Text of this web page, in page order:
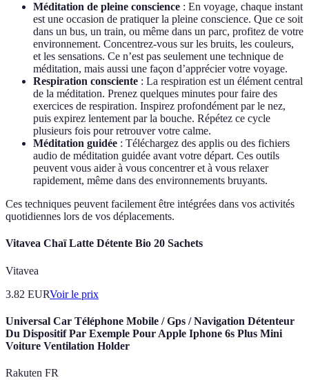
Méditation de pleine conscience : En voyage, chaque instant
est une occasion de pratiquer la pleine conscience. Que ce soit
dans un bus, un train, ou même dans un parc, profitez de votre
environnement. Concentrez-vous sur les bruits, les couleurs,
et les sensations. Ce n’est pas seulement une technique de
méditation, mais aussi une façon d’apprécier votre voyage.
Respiration consciente : La respiration est un élément central
de la méditation. Prenez quelques minutes pour faire des
exercices de respiration. Inspirez profondément par le nez,
puis expirez lentement par la bouche. Répétez ce cycle
plusieurs fois pour retrouver votre calme.
Méditation guidée : Téléchargez des applis ou des fichiers
audio de méditation guidée avant votre départ. Ces outils
peuvent vous aider à vous concentrer et à vous relaxer
rapidement, même dans des environnements bruyants.
Ces techniques peuvent facilement être intégrées dans vos activités
quotidiennes lors de vos déplacements.
Vitavea Chaï Latte Détente Bio 20 Sachets
Vitavea
3.82 EURVoir le prix
Universal Car Téléphone Mobile / Gps / Navigation Détenteur
Du Dispositif Par Exemple Pour Apple Iphone 6s Plus Mini
Voiture Ventilation Holder
Rakuten FR